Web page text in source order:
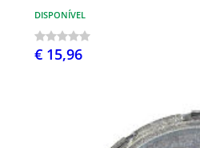
DISPONÍVEL
€ 15,96